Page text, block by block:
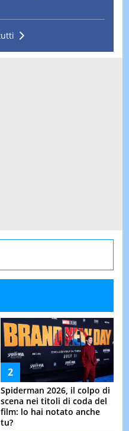
Spiderman 2026, il colpo di
scena nei titoli di coda del
film: lo hai notato anche
tu?